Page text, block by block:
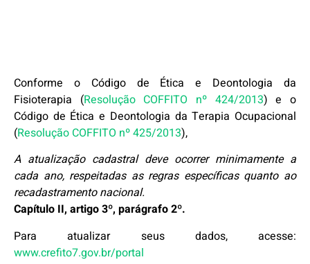
Conforme o Código de Ética e Deontologia da
Fisioterapia (Resolução COFFITO nº 424/2013) e o
Código de Ética e Deontologia da Terapia Ocupacional
(Resolução COFFITO nº 425/2013),
A atualização cadastral deve ocorrer minimamente a
cada ano, respeitadas as regras específicas quanto ao
recadastramento nacional.
Capítulo II, artigo 3º, parágrafo 2º.
Para atualizar seus dados, acesse:
www.crefito7.gov.br/portal